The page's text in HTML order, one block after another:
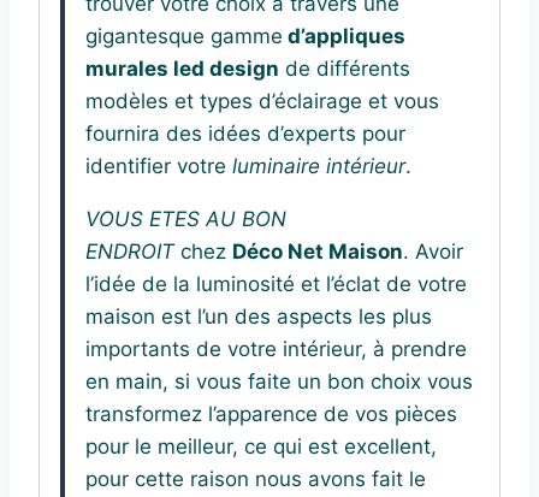
gigantesque gamme d’appliques
murales led design de différents
modèles et types d’éclairage et vous
fournira des idées d’experts pour
identifier votre luminaire intérieur.
VOUS ETES AU BON
ENDROITchez Déco Net Maison. Avoir
l’idée de la luminosité et l’éclat de votre
maison est l’un des aspects les plus
importants de votre intérieur, à prendre
en main, si vous faite un bon choix vous
transformez l’apparence de vos pièces
pour le meilleur, ce qui est excellent,
pour cette raison nous avons fait le